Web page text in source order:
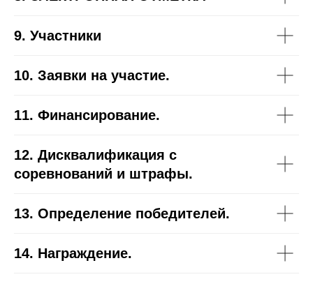
9. Участники
10. Заявки на участие.
11. Финансирование.
12. Дисквалификация с
соревнований и штрафы.
13. Определение победителей.
14. Награждение.